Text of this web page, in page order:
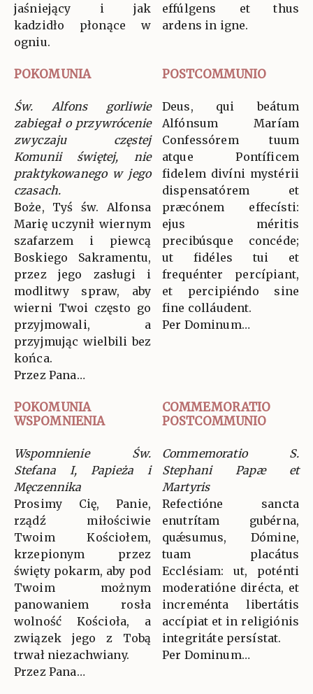
jaśniejący i jak
kadzidło płonące w
ogniu.
effúlgens et thus
ardens in igne.
POKOMUNIA POSTCOMMUNIO
Św. Alfons gorliwie
zabiegał o przywrócenie
zwyczaju częstej
Komunii świętej, nie
praktykowanego w jego
czasach.
Boże, Tyś św. Alfonsa
Marię uczynił wiernym
szafarzem i piewcą
Boskiego Sakramentu,
przez jego zasługi i
modlitwy spraw, aby
wierni Twoi często go
przyjmowali, a
przyjmując wielbili bez
końca.
Przez Pana…
Deus, qui beátum
Alfónsum Maríam
Confessórem tuum
atque Pontíficem
fidelem divíni mystérii
dispensatórem et
præcónem effecísti:
ejus méritis
precibúsque concéde;
ut fidéles tui et
frequénter percípiant,
et percipiéndo sine
fine colláudent.
Per Dominum…
POKOMUNIA
WSPOMNIENIA
COMMEMORATIO
POSTCOMMUNIO
Wspomnienie Św.
Stefana I, Papieża i
Męczennika
Prosimy Cię, Panie,
rządź miłościwie
Twoim Kościołem,
krzepionym przez
święty pokarm, aby pod
Twoim możnym
panowaniem rosła
wolność Kościoła, a
związek jego z Tobą
trwał niezachwiany.
Przez Pana…
Commemoratio S.
Stephani Papæ et
Martyris
Refectióne sancta
enutrítam gubérna,
quǽsumus, Dómine,
tuam placátus
Ecclésiam: ut, poténti
moderatióne dirécta, et
increménta libertátis
accípiat et in religiónis
integritáte persístat.
Per Dominum…